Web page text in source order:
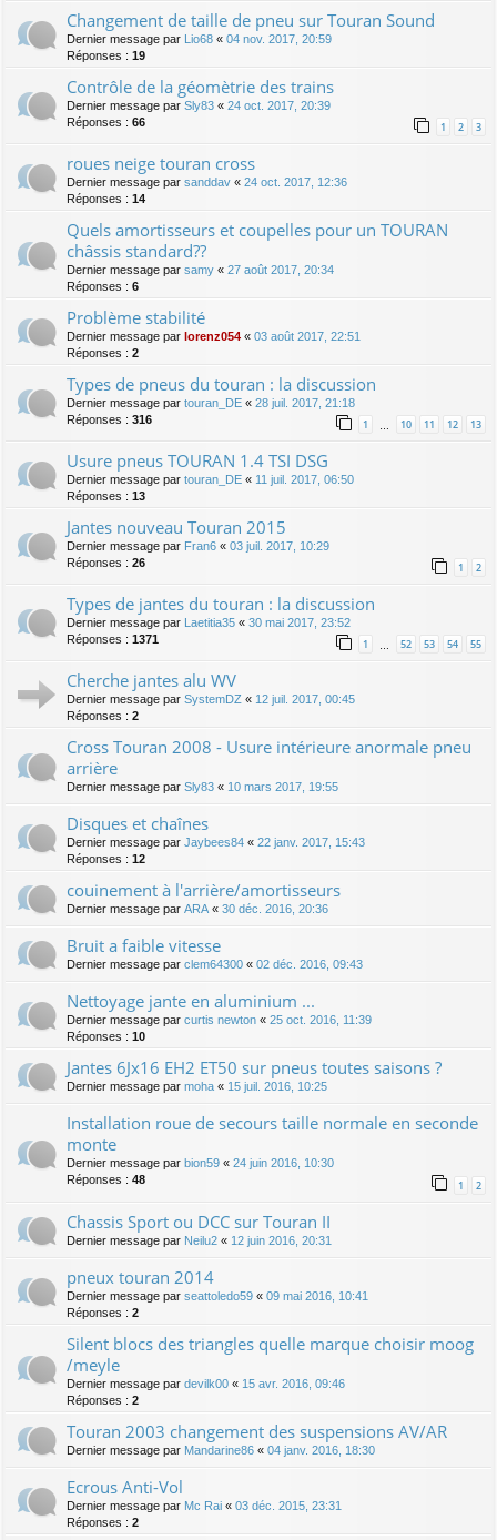
Changement de taille de pneu sur Touran Sound
Dernier message par Lio68 « 04 nov. 2017, 20:59
Réponses : 19
Contrôle de la géomètrie des trains
Dernier message par Sly83 « 24 oct. 2017, 20:39
Réponses : 66 1 2 3
roues neige touran cross
Dernier message par sanddav « 24 oct. 2017, 12:36
Réponses : 14
Quels amortisseurs et coupelles pour un TOURAN
châssis standard??
Dernier message par samy « 27 août 2017, 20:34
Réponses : 6
Problème stabilité
Dernier message par lorenz054 « 03 août 2017, 22:51
Réponses : 2
Types de pneus du touran : la discussion
Dernier message par touran_DE « 28 juil. 2017, 21:18
Réponses : 316 1 … 10 11 12 13
Usure pneus TOURAN 1.4 TSI DSG
Dernier message par touran_DE « 11 juil. 2017, 06:50
Réponses : 13
Jantes nouveau Touran 2015
Dernier message par Fran6 « 03 juil. 2017, 10:29
Réponses : 26 1 2
Types de jantes du touran : la discussion
Dernier message par Laetitia35 « 30 mai 2017, 23:52
Réponses : 1371 1 … 52 53 54 55
Cherche jantes alu WV
Dernier message par SystemDZ « 12 juil. 2017, 00:45
Réponses : 2
Cross Touran 2008 - Usure intérieure anormale pneu
arrière
Dernier message par Sly83 « 10 mars 2017, 19:55
Disques et chaînes
Dernier message par Jaybees84 « 22 janv. 2017, 15:43
Réponses : 12
couinement à l'arrière/amortisseurs
Dernier message par ARA « 30 déc. 2016, 20:36
Bruit a faible vitesse
Dernier message par clem64300 « 02 déc. 2016, 09:43
Nettoyage jante en aluminium ...
Dernier message par curtis newton « 25 oct. 2016, 11:39
Réponses : 10
Jantes 6Jx16 EH2 ET50 sur pneus toutes saisons ?
Dernier message par moha « 15 juil. 2016, 10:25
Installation roue de secours taille normale en seconde
monte
Dernier message par bion59 « 24 juin 2016, 10:30
Réponses : 48 1 2
Chassis Sport ou DCC sur Touran II
Dernier message par Neilu2 « 12 juin 2016, 20:31
pneux touran 2014
Dernier message par seattoledo59 « 09 mai 2016, 10:41
Réponses : 2
Silent blocs des triangles quelle marque choisir moog
/meyle
Dernier message par devilk00 « 15 avr. 2016, 09:46
Réponses : 2
Touran 2003 changement des suspensions AV/AR
Dernier message par Mandarine86 « 04 janv. 2016, 18:30
Ecrous Anti-Vol
Dernier message par Mc Rai « 03 déc. 2015, 23:31
Réponses : 2